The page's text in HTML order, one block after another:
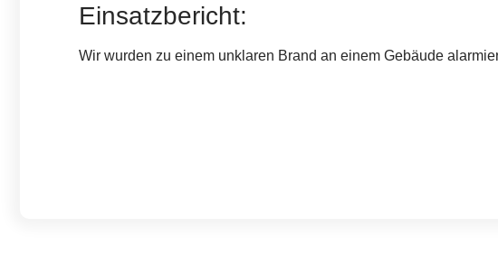
Einsatzbericht:
Wir wurden zu einem unklaren Brand an einem Gebäude